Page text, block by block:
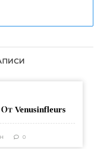
Venusinfleurs
0